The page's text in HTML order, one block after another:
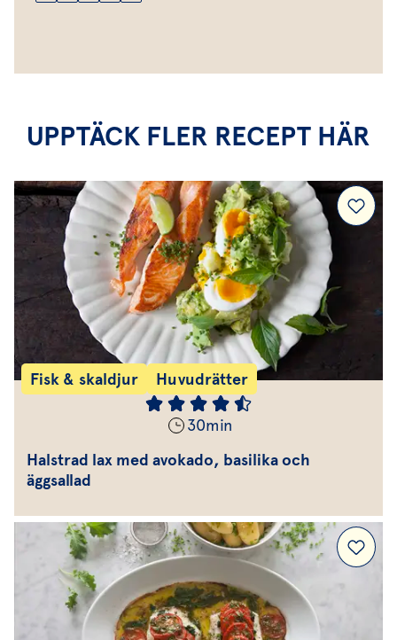
UPPTÄCK FLER RECEPT HÄR
Fisk & skaldjur Huvudrätter
30min
Halstrad lax med avokado, basilika och
äggsallad